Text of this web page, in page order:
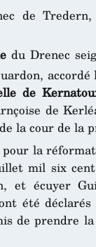
de
du Drenec
de
de
la cour de la
la
mil six
et écuyer
été déclarés
de prendre